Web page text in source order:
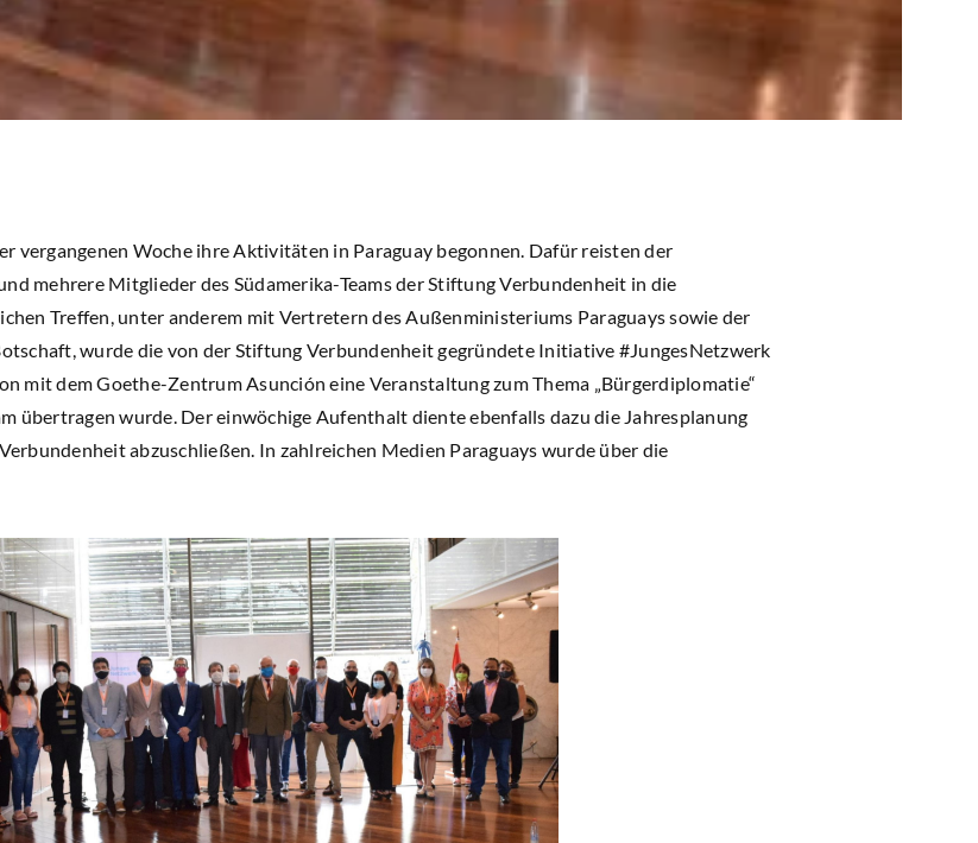
vergangenen Woche ihre Aktivitäten in Paraguay begonnen. Dafür reisten der
mehrere Mitglieder des Südamerika-Teams der Stiftung Verbundenheit in die
Treffen, unter anderem mit Vertretern des Außenministeriums Paraguays sowie der
wurde die von der Stiftung Verbundenheit gegründete Initiative #JungesNetzwerk
mit dem Goethe-Zentrum Asunción eine Veranstaltung zum Thema „Bürgerdiplomatie“
übertragen wurde. Der einwöchige Aufenthalt diente ebenfalls dazu die Jahresplanung
abzuschließen. In zahlreichen Medien Paraguays wurde über die